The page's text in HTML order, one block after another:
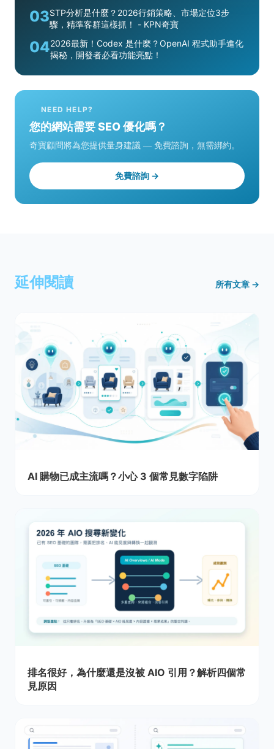
03STP分析是什麼？2026行銷策略、市場定位3步
驟，精準客群這樣抓！ - KPN奇寶
042026最新！Codex 是什麼？OpenAI 程式助手進化
揭秘，開發者必看功能亮點！
NEED HELP?
您的網站需要 SEO 優化嗎？
奇寶顧問將為您提供量身建議 — 免費諮詢，無需綁約。
免費諮詢 →
延伸閱讀 所有文章 →
AI 購物已成主流嗎？小心 3 個常見數字陷阱
排名很好，為什麼還是沒被 AIO 引用？解析四個常
見原因